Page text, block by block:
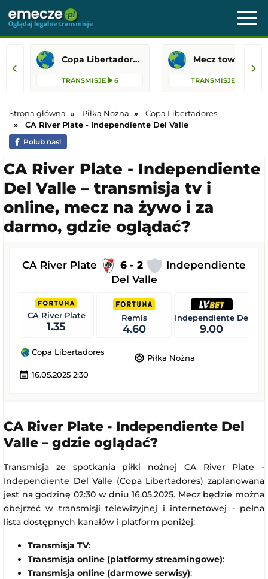
Copa Libertadores
TRANSMISJE 6
Mecz towarzyski
TRANSMISJE
Strona główna Piłka Nożna
Copa Libertadores
CA River Plate - Independiente Del Valle
Polub nas!
CA River Plate - Independiente
Del Valle – transmisja tv i
online, mecz na żywo i za
darmo, gdzie oglądać?
CA River Plate 6 - 2
Independiente
Del Valle
CA River Plate
1.35
Remis
4.60
Independiente Del
9.00
Copa Libertadores
sports_soccer Piłka Nożna
calendar_month 16.05.2025 2:30
CA River Plate - Independiente Del
Valle – gdzie oglądać?
Transmisja ze spotkania piłki nożnej CA River Plate -
Independiente Del Valle (Copa Libertadores) zaplanowana
jest na godzinę 02:30 w dniu 16.05.2025. Mecz będzie można
obejrzeć w transmisji telewizyjnej i internetowej - pełna
lista dostępnych kanałów i platform poniżej:
Transmisja TV:
Transmisja online (platformy streamingowe):
Transmisja online (darmowe serwisy):